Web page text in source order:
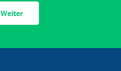
Weiter